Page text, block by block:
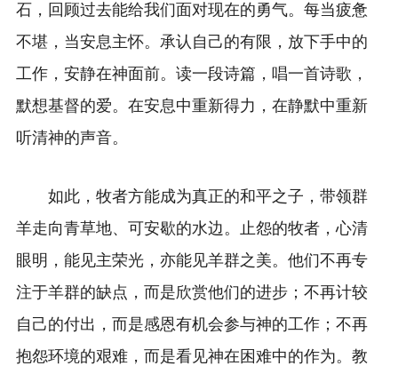
石，回顾过去能给我们面对现在的勇气。每当疲惫
不堪，当安息主怀。承认自己的有限，放下手中的
工作，安静在神面前。读一段诗篇，唱一首诗歌，
默想基督的爱。在安息中重新得力，在静默中重新
听清神的声音。
如此，牧者方能成为真正的和平之子，带领群
羊走向青草地、可安歇的水边。止怨的牧者，心清
眼明，能见主荣光，亦能见羊群之美。他们不再专
注于羊群的缺点，而是欣赏他们的进步；不再计较
自己的付出，而是感恩有机会参与神的工作；不再
抱怨环境的艰难，而是看见神在困难中的作为。教